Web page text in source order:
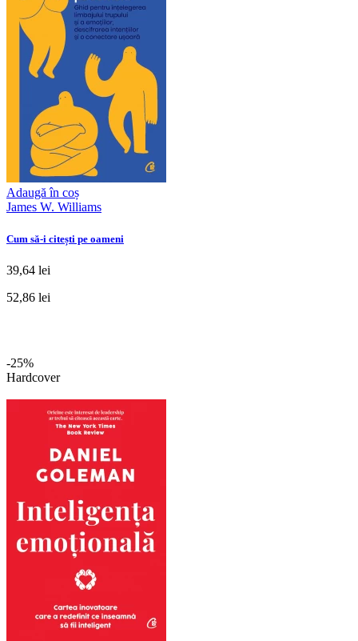
Adaugă în coș
James W. Williams
Cum să-i citești pe oameni
39,64 lei
52,86 lei
-25%
Hardcover